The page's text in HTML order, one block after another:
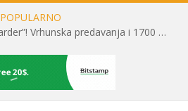
POPULARNO
Toni Milun postao “milijarder”! Vrhunska predavanja i 1700 posjetitelja obilježili su mjesec financijske pismenosti